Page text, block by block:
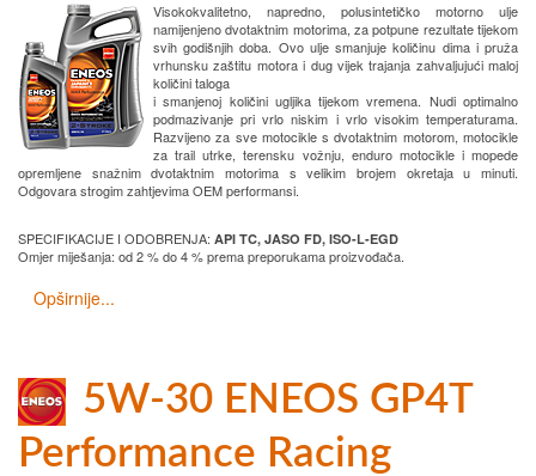
Visokokvalitetno, napredno, polusintetičko motorno ulje
namijenjeno dvotaktnim motorima, za potpune rezultate tijekom
svih godišnjih doba. Ovo ulje smanjuje količinu dima i pruža
vrhunsku zaštitu motora i dug vijek trajanja zahvaljujući maloj
količini taloga
i smanjenoj količini ugljika tijekom vremena. Nudi optimalno
podmazivanje pri vrlo niskim i vrlo visokim temperaturama.
Razvijeno za sve motocikle s dvotaktnim motorom, motocikle
za trail utrke, terensku vožnju, enduro motocikle i mopede
opremljene snažnim dvotaktnim motorima s velikim brojem okretaja u minuti.
Odgovara strogim zahtjevima OEM performansi.
SPECIFIKACIJE I ODOBRENJA: API TC, JASO FD, ISO-L-EGD
Omjer miješanja: od 2 % do 4 % prema preporukama proizvođača.
Opširnije...
5W-30 ENEOS GP4T
Performance Racing